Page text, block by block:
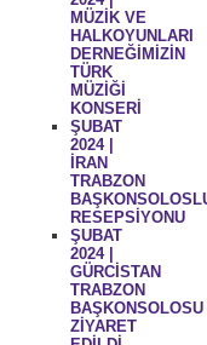
MÜZİK VE
HALKOYUNLARI
DERNEĞİMİZİN
TÜRK
MÜZİĞİ
KONSERİ
ŞUBAT
2024 |
İRAN
TRABZON
RESEPSİYONU
ŞUBAT
2024 |
GÜRCİSTAN
TRABZON
BAŞKONSOLOSU
ZİYARET